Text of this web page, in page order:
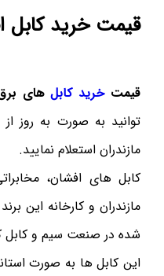
قیمت خرید کابل
قیمتخرید کابلهای برق
توانید به صورت به روز
مازندران استعلام نمایید.
کابل های افشان،
مازندران و کارخانه این
شده در صنعت سیم و کابل
این کابل ها به صورت